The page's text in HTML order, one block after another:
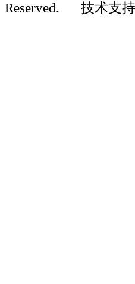
Reserved.
技术支持